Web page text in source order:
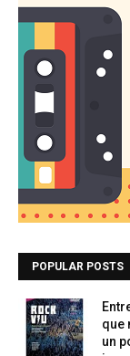
POPULAR POSTS
que
un